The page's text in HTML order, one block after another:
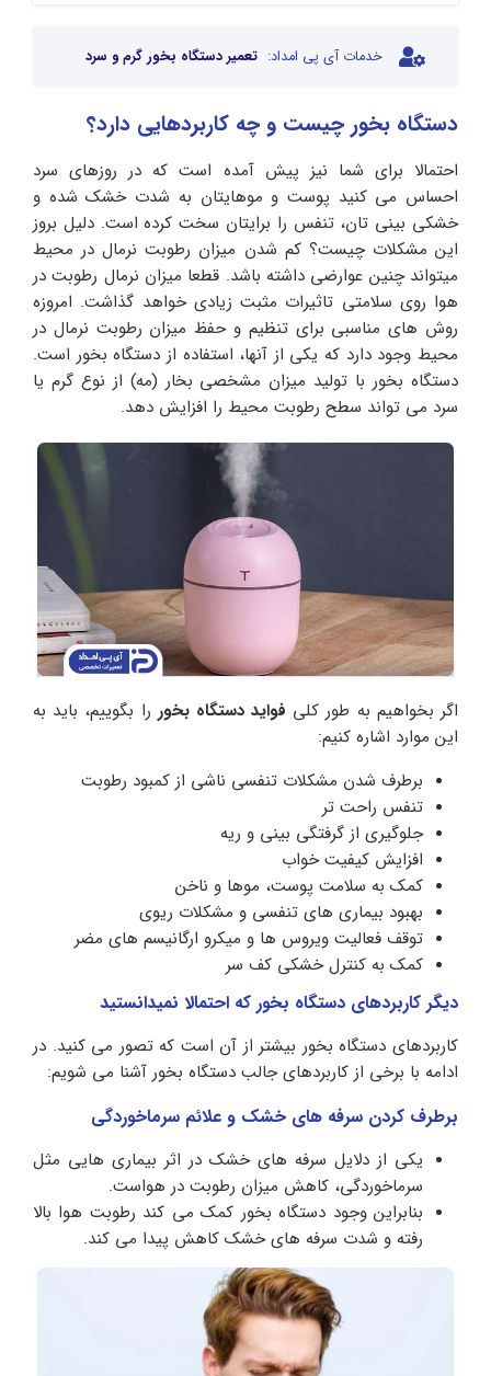
خدمات آی پی امداد: تعمیر دستگاه بخور گرم و سرد
دستگاه بخور چیست و چه کاربردهایی دارد؟
احتمالا برای شما نیز پیش آمده است که در روزهای سرد
احساس می کنید پوست و موهایتان به شدت خشک شده و
خشکی بینی تان، تنفس را برایتان سخت کرده است. دلیل بروز
این مشکلات چیست؟ کم شدن میزان رطوبت نرمال در محیط
میتواند چنین عوارضی داشته باشد. قطعا میزان نرمال رطوبت در
هوا روی سلامتی تاثیرات مثبت زیادی خواهد گذاشت. امروزه
روش های مناسبی برای تنظیم و حفظ میزان رطوبت نرمال در
محیط وجود دارد که یکی از آنها، استفاده از دستگاه بخور است.
دستگاه بخور با تولید میزان مشخصی بخار (مه) از نوع گرم یا
سرد می تواند سطح رطوبت محیط را افزایش دهد.
اگر بخواهیم به طور کلی فواید دستگاه بخور را بگوییم، باید به
این موارد اشاره کنیم:
برطرف شدن مشکلات تنفسی ناشی از کمبود رطوبت
تنفس راحت تر
جلوگیری از گرفتگی بینی و ریه
افزایش کیفیت خواب
کمک به سلامت پوست، موها و ناخن
بهبود بیماری های تنفسی و مشکلات ریوی
توقف فعالیت ویروس ها و میکرو ارگانیسم های مضر
کمک به کنترل خشکی کف سر
دیگر کاربردهای دستگاه بخور که احتمالا نمیدانستید
کاربردهای دستگاه بخور بیشتر از آن است که تصور می کنید. در
ادامه با برخی از کاربردهای جالب دستگاه بخور آشنا می شویم:
برطرف کردن سرفه های خشک و علائم سرماخوردگی
یکی از دلایل سرفه های خشک در اثر بیماری هایی مثل
سرماخوردگی، کاهش میزان رطوبت در هواست.
بنابراین وجود دستگاه بخور کمک می کند رطوبت هوا بالا
رفته و شدت سرفه های خشک کاهش پیدا می کند.